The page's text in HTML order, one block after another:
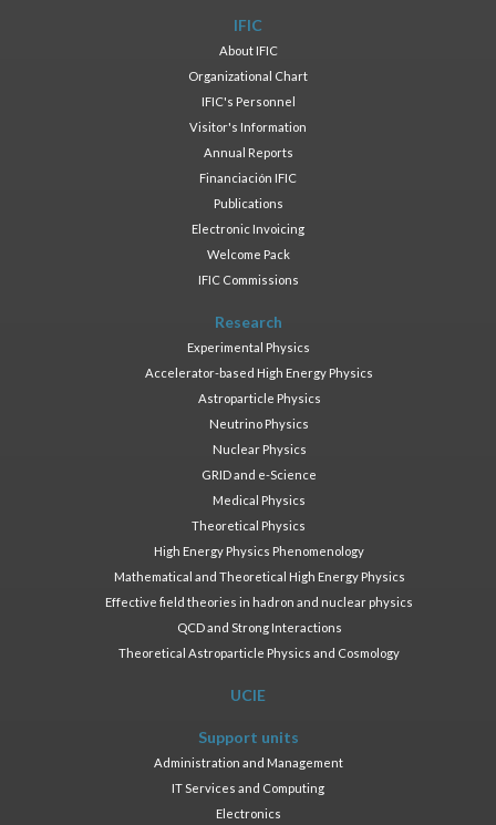
IFIC
About IFIC
Organizational Chart
IFIC's Personnel
Visitor's Information
Annual Reports
Financiación IFIC
Publications
Electronic Invoicing
Welcome Pack
IFIC Commissions
Research
Experimental Physics
Accelerator-based High Energy Physics
Astroparticle Physics
Neutrino Physics
Nuclear Physics
GRID and e-Science
Medical Physics
Theoretical Physics
High Energy Physics Phenomenology
Mathematical and Theoretical High Energy Physics
Effective field theories in hadron and nuclear physics
QCD and Strong Interactions
Theoretical Astroparticle Physics and Cosmology
UCIE
Support units
Administration and Management
IT Services and Computing
Electronics